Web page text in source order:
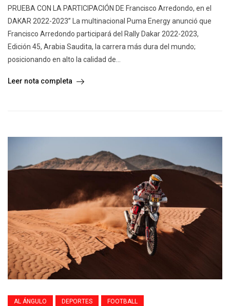
PRUEBA CON LA PARTICIPACIÓN DE Francisco Arredondo, en el
DAKAR 2022-2023” La multinacional Puma Energy anunció que
Francisco Arredondo participará del Rally Dakar 2022-2023,
Edición 45, Arabia Saudita, la carrera más dura del mundo;
posicionando en alto la calidad de...
Leer nota completa
AL ÁNGULO DEPORTES FOOTBALL